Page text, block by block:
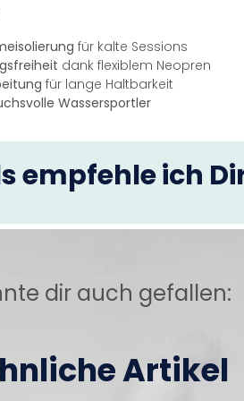
für kalte Sessions
dank flexiblem Neopren
für lange Haltbarkeit
Wassersportler
empfehle ich
dir auch gefallen:
Artikel